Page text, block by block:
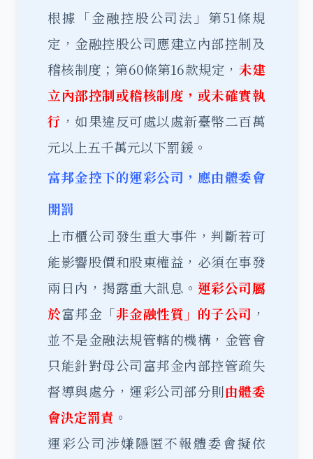
根據「金融控股公司法」第51條規
定，金融控股公司應建立內部控制及
稽核制度；第60條第16款規定， 未建
立內部控制或稽核制度，或未確實執
行 ，如果違反可處以處新臺幣二百萬
元以上五千萬元以下罰鍰。
富邦金控下的運彩公司，應由體委會
開罰
上市櫃公司發生重大事件，判斷若可
能影響股價和股東權益，必須在事發
兩日內，揭露重大訊息。 運彩公司屬
於富邦金「非金融性質」的子公司 ，
並不是金融法規管轄的機構，金管會
只能針對母公司富邦金內部控管疏失
督導與處分，運彩公司部分則由體委
會決定罰責 。
運彩公司涉嫌隱匿不報體委會擬依